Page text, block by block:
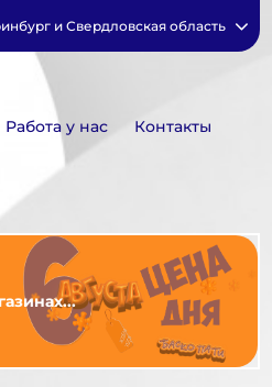
и Свердловская область
Работа у нас Контакты